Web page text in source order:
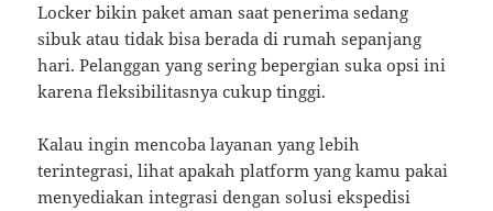
Locker bikin paket aman saat penerima sedang
sibuk atau tidak bisa berada di rumah sepanjang
hari. Pelanggan yang sering bepergian suka opsi ini
karena fleksibilitasnya cukup tinggi.
Kalau ingin mencoba layanan yang lebih
terintegrasi, lihat apakah platform yang kamu pakai
menyediakan integrasi dengan solusi ekspedisi